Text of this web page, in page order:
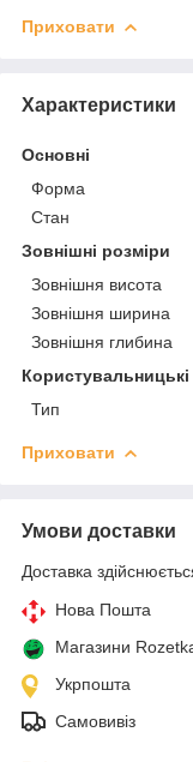
Приховати
Характеристики
Основні
Форма
Стан
Зовнішні розміри
Зовнішня висота
Зовнішня ширина
Зовнішня глибина
Тип
Приховати
Умови доставки
Доставка
Нова Пошта
Магазини
Укрпошта
Самовивіз